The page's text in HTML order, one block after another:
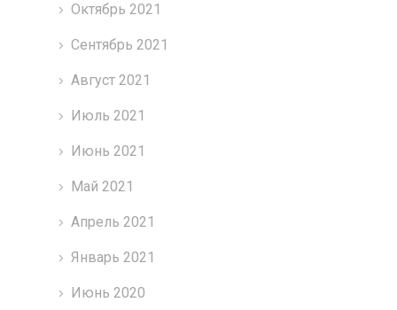
Октябрь 2021
Сентябрь 2021
Август 2021
Июль 2021
Июнь 2021
Май 2021
Апрель 2021
Январь 2021
Июнь 2020